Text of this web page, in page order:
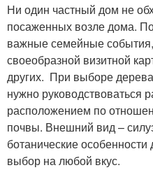
Ни один частный дом не
посаженных возле дома.
важные семейные
своеобразной визитной
других. При выборе
нужно руководствоваться
расположением по
почвы. Внешний вид –
ботанические
выбор на любой вкус.